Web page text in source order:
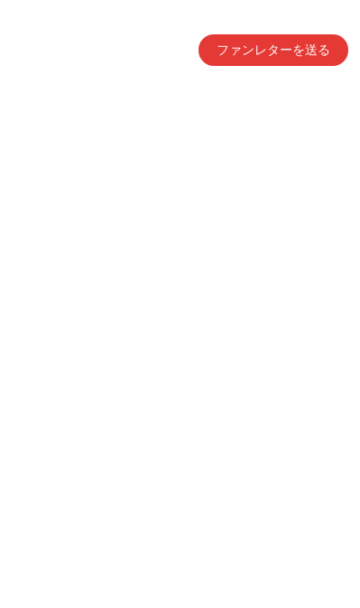
ファンレターを送る